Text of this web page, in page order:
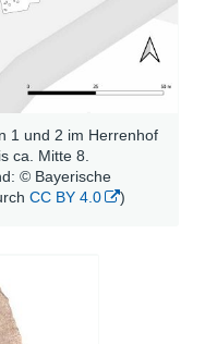
1 und 2 im Herrenhof
ca. Mitte 8.
© Bayerische
CC BY 4.0 )